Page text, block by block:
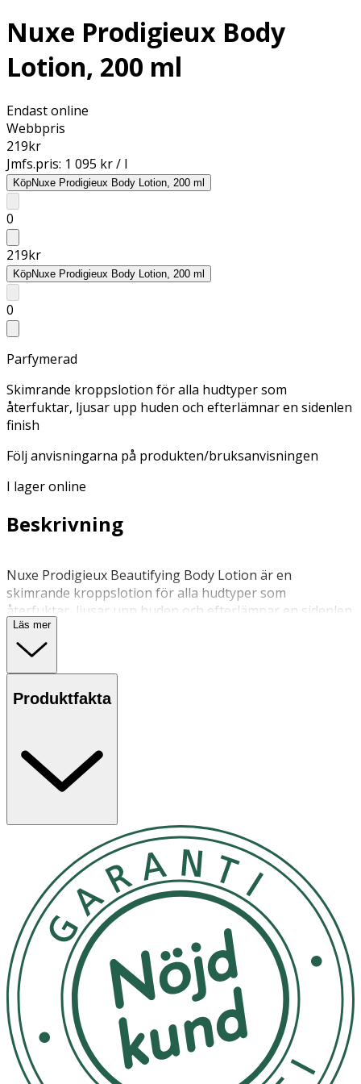
Nuxe Prodigieux Body
Lotion, 200 ml
Endast online
Webbpris
219kr
Jmfs.pris: 1 095 kr / l
KöpNuxe Prodigieux Body Lotion, 200 ml
0
219kr
KöpNuxe Prodigieux Body Lotion, 200 ml
0
Parfymerad
Skimrande kroppslotion för alla hudtyper som
återfuktar, ljusar upp huden och efterlämnar en sidenlen
finish
Följ anvisningarna på produkten/bruksanvisningen
I lager online
Beskrivning
Nuxe Prodigieux Beautifying Body Lotion är en
skimrande kroppslotion för alla hudtyper som
återfuktar, ljusar upp huden och efterlämnar en sidenlen
finish. Det är en bodylotion med exklusiva botaniska oljor
som kamellia, argan, sötmandel, hasselnöt och
Doften är den populära Huile Prodigieuse®-doften, med
doftnoter från apelsinblomma, magnolia och vanilj.
• Applicera morgon och/eller kväll över hela kroppen.
• Följ anvisningar på produkten/bruksanvisningen.
OK för gravida och ammande:
Innehåll
Water, Glycerin, Coco-Caprylate/Caprate, Dimethicone,
Hydrogenated Coconut Oil, Macadamia Integrifolia Seed
oil, Behenyl Alcohol, Parfum/Fragrance, Hydroxyethyl
urea, Arachidyl alcohol, Cocos nucifera (cocnut) oil,
Copernicica cerifera cera/Copernicia cerifera (Carnauba)
wax, Hydroxystearic/Linolenic/Oleic polyglycerides, Silica,
Hydroxyethylacrylate/Sodiumacryloyldimethyl taurate
copolymer, Tocopherol, Capryloyl glycine,
Prunusamygalus dulcis (Sweet almond) oil,
Corylusavellana (Hazel) seed oil, Aeachidyl glucoside,
Läs mer
Produktfakta